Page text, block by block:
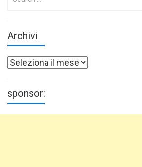
Archivi
Archivi
sponsor: